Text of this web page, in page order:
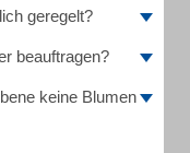
geregelt?
beauftragen?
keine Blumen